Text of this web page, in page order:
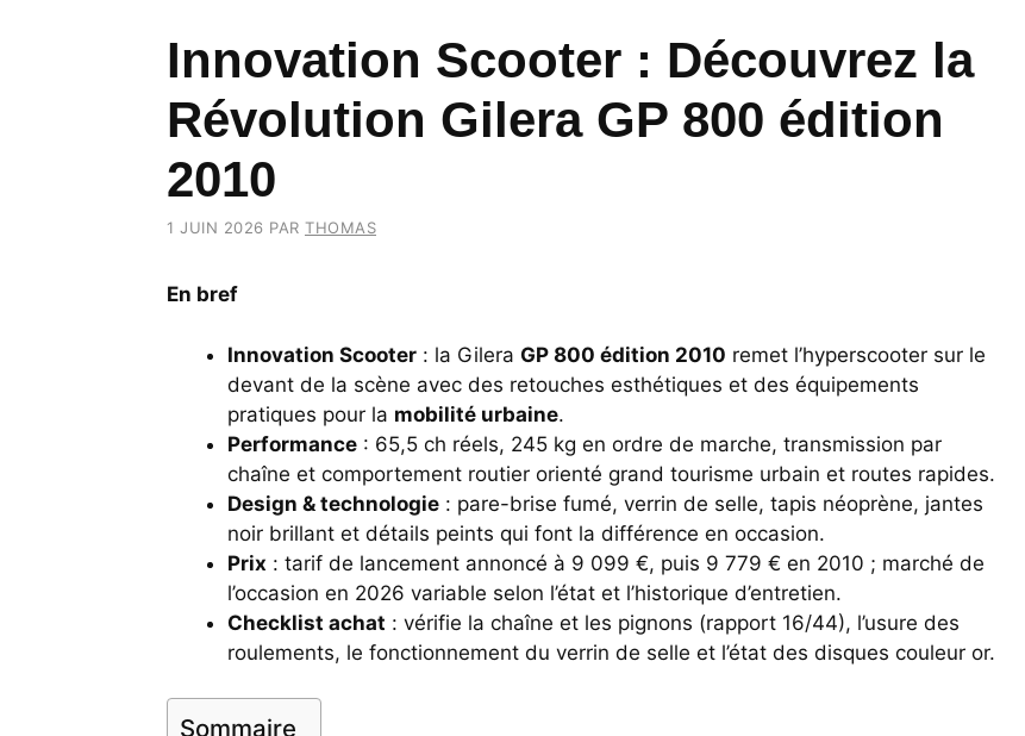
Innovation Scooter : Découvrez la
Révolution Gilera GP 800 édition
2010
1 JUIN 2026 PAR THOMAS
En bref
Innovation Scooter : la Gilera GP 800 édition 2010 remet l’hyperscooter sur le
devant de la scène avec des retouches esthétiques et des équipements
pratiques pour la mobilité urbaine.
Performance : 65,5 ch réels, 245 kg en ordre de marche, transmission par
chaîne et comportement routier orienté grand tourisme urbain et routes rapides.
Design & technologie : pare-brise fumé, verrin de selle, tapis néoprène, jantes
noir brillant et détails peints qui font la différence en occasion.
Prix : tarif de lancement annoncé à 9 099 €, puis 9 779 € en 2010 ; marché de
l’occasion en 2026 variable selon l’état et l’historique d’entretien.
Checklist achat : vérifie la chaîne et les pignons (rapport 16/44), l’usure des
roulements, le fonctionnement du verrin de selle et l’état des disques couleur or.
Sommaire